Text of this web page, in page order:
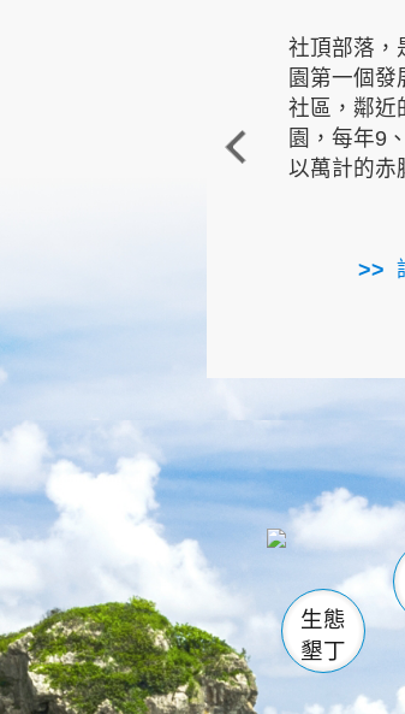
社頂部落，
園第一個發
社區，鄰近
園，每年9
以萬計的赤
龜山
關山
白砂
生態
墾丁